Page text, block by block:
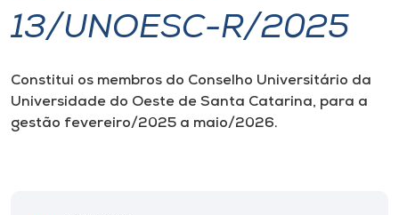
I.nova
Diplomados
13/UNOESC-R/2025
Constitui os membros do Conselho Universitário da
Universidade do Oeste de Santa Catarina, para a
gestão fevereiro/2025 a maio/2026.